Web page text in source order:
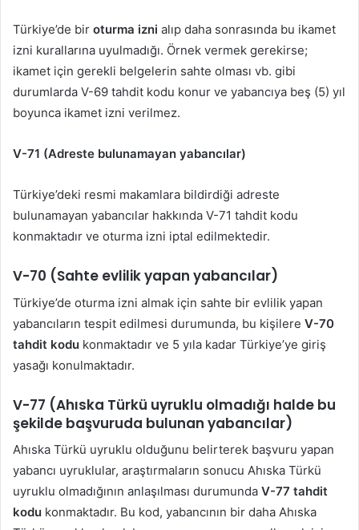
Türkiye’de bir oturma izni alıp daha sonrasında bu ikamet
izni kurallarına uyulmadığı. Örnek vermek gerekirse;
ikamet için gerekli belgelerin sahte olması vb. gibi
durumlarda V-69 tahdit kodu konur ve yabancıya beş (5) yıl
boyunca ikamet izni verilmez.
V-71 (Adreste bulunamayan yabancılar)
Türkiye’deki resmi makamlara bildirdiği adreste
bulunamayan yabancılar hakkında V-71 tahdit kodu
konmaktadır ve oturma izni iptal edilmektedir.
V-70 (Sahte evlilik yapan yabancılar)
Türkiye’de oturma izni almak için sahte bir evlilik yapan
yabancıların tespit edilmesi durumunda, bu kişilere V-70
tahdit kodu konmaktadır ve 5 yıla kadar Türkiye’ye giriş
yasağı konulmaktadır.
V-77 (Ahıska Türkü uyruklu olmadığı halde bu
şekilde başvuruda bulunan yabancılar)
Ahıska Türkü uyruklu olduğunu belirterek başvuru yapan
yabancı uyruklular, araştırmaların sonucu Ahıska Türkü
uyruklu olmadığının anlaşılması durumunda V-77 tahdit
kodu konmaktadır. Bu kod, yabancının bir daha Ahıska